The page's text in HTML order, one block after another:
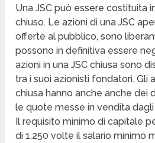
Una JSC può essere costituita
chiuso. Le azioni di una JSC
offerte al pubblico, sono
possono in definitiva essere
azioni in una JSC chiusa sono
tra i suoi azionisti fondatori. Gli
chiusa hanno anche anche dei
le quote messe in vendita dagli
Il requisito minimo di capitale
di 1.250 volte il salario minimo